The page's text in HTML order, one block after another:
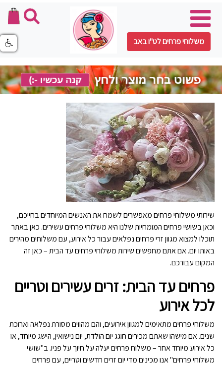
משלוחי פרחים לט"ו באב
שירותי משלוחי פרחים מאפשרים לשמח את האנשים המיוחדים בחייכם,
וכאן בשושי פרחים המומחיות שלנו היא משלוחי פרחים עשירים. כאן באתר
תוכלו למצוא מגוון זרי פרחים נפלאים עבור כל אירוע, עם משלוחים מהירים
באותו יום. אם אתם מחפשים שירות משלוחי פרחים עד הבית – כאן זה
המקום עבורכם.
פרחים עד הבית: זרים עשירים וטריים
לכל אירוע
משלוחי פרחים מתאימים למגוון אירועים, והם מהווים מסורת נפלאה וארוכת
שנים. אם מישהו שאתם מכירים חוגג יום הולדת, יום נישואין, הישג מיוחד, או
כל אירוע מיוחד אחר – משלוח פרחים יעלה על חיוך על פניו. ב"שושי
משלוחי פרחים" אנו מכינים מדי יום זרים חדשים וטריים, עם פרחים